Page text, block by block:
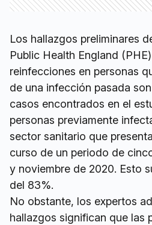
Los hallazgos preliminares
Public Health England
reinfecciones en personas
de una infección pasada
casos encontrados en el
personas previamente
sector sanitario que
curso de un periodo de
y noviembre de 2020. Esto
del 83%.
No obstante, los expertos
hallazgos significan que las